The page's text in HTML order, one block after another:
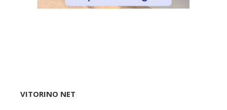
VITORINO NET